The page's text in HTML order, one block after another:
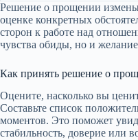
Решение о прощении
оценке конкретных
сторон к работе над
чувства обиды, но и желание
Как принять решение о
Оцените, насколько вы
Составьте список
моментов. Это поможет
стабильность, доверие или